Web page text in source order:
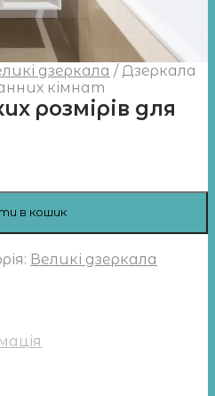
дзеркала /Дзеркала
кімнат
розмірів для
в кошик
Великі дзеркала